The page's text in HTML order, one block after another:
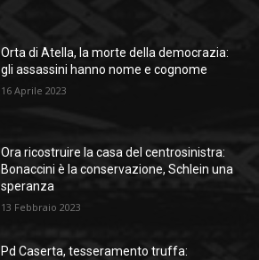
Orta di Atella, la morte della democrazia:
gli assassini hanno nome e cognome
16 Aprile 2023
Ora ricostruire la casa del centrosinistra:
Bonaccini è la conservazione, Schlein una
speranza
13 Febbraio 2023
Pd Caserta, tesseramento truffa: